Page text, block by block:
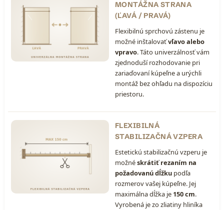
MONTÁŽNA STRANA
(ĽAVÁ / PRAVÁ)
Flexibilnú sprchovú zástenu je
možné inštalovaťvľavo alebo
vpravo. Táto univerzálnosť vám
zjednoduší rozhodovanie pri
zariaďovaní kúpeľne a urýchli
montáž bez ohľadu na dispozíciu
priestoru.
FLEXIBILNÁ
STABILIZAČNÁ VZPERA
Estetickú stabilizačnú vzperu je
možnéskrátiť rezaním na
požadovanú dĺžku podľa
rozmerov vašej kúpeľne. Jej
maximálna dĺžka je 150 cm.
Vyrobená je zo zliatiny hliníka